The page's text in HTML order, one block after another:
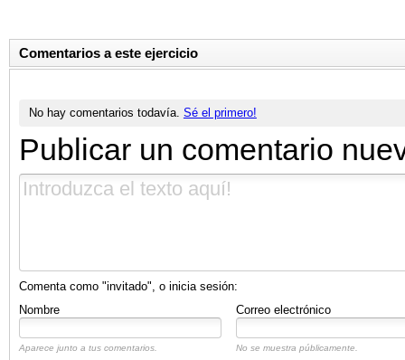
Comentarios a este ejercicio
No hay comentarios todavía. Sé el primero!
Publicar un comentario
Comenta como "invitado", o inicia sesión:
Nombre
Correo electrónico
Aparece junto a tus comentarios. No se muestra públicamente.